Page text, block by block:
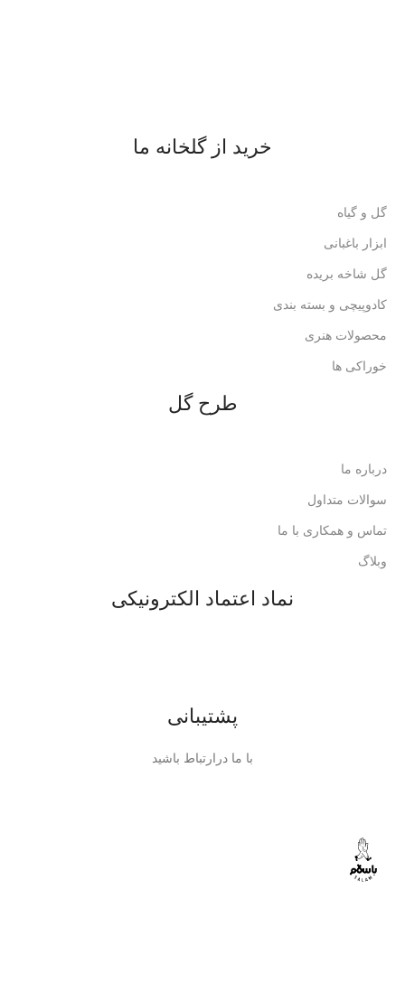
خرید از گلخانه ما
گل و گیاه
ابزار باغبانی
گل شاخه بریده
کادوپیچی و بسته بندی
محصولات هنری
خوراکی ها
طرح گل
درباره ما
سوالات متداول
تماس و همکاری با ما
وبلاگ
نماد اعتماد الکترونیکی
پشتیبانی
با ما درارتباط باشید